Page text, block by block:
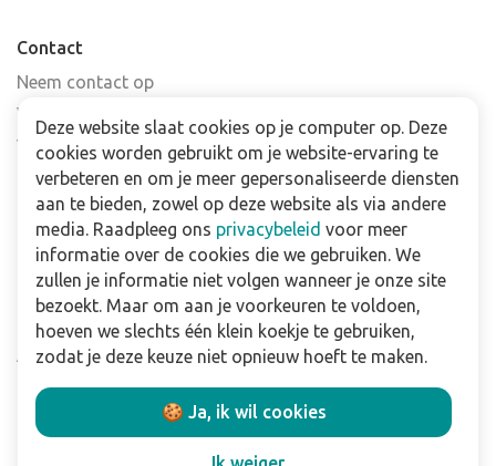
Contact
Neem contact op
Veelgestelde vragen
Verkooppunten
Nieuwsbrief
Zakelijk
Downloads
Privacy policy
Algemene & voorwaarden
Disclaimer
Deze website slaat cookies op je computer op. Deze
cookies worden gebruikt om je website-ervaring te
verbeteren en om je meer gepersonaliseerde diensten
aan te bieden, zowel op deze website als via andere
media. Raadpleeg ons privacybeleid voor meer
informatie over de cookies die we gebruiken. We
zullen je informatie niet volgen wanneer je onze site
bezoekt. Maar om aan je voorkeuren te voldoen,
hoeven we slechts één klein koekje te gebruiken,
zodat je deze keuze niet opnieuw hoeft te maken.
🍪 Ja, ik wil cookies